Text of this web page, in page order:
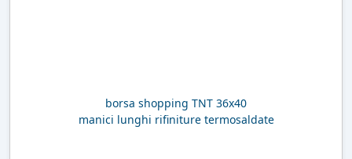
borsa shopping TNT 36x40
manici lunghi rifiniture termosaldate